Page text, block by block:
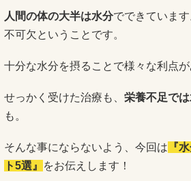
人間の体の大半は水分でできていま
不可欠ということです。
十分な水分を摂ることで様々な利点が
せっかく受けた治療も、 栄養不足で
も。
そんな事にならないよう、今回は 『
ト5選』
をお伝えします！